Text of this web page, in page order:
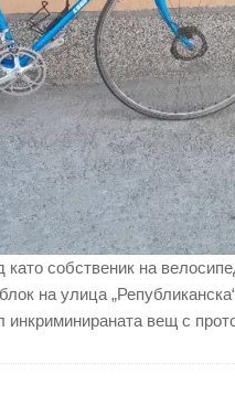
като собственик на
на улица
инкриминираната вещ с